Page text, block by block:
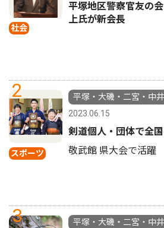
社会
平塚地区警察官友
上氏が新会長
2
スポーツ
平塚・大磯・二宮・中井
2023.06.15
剣道個人・団体で全
敬武館 県大会で活躍
3
平塚・大磯・二宮・中井